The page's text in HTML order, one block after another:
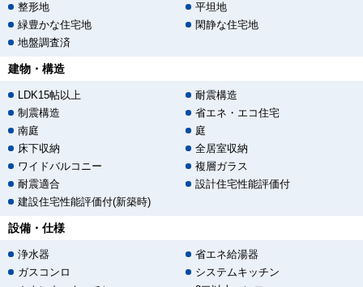
整形地
平坦地
緑豊かな住宅地
閑静な住宅地
地盤調査済
建物・構造
LDK15帖以上
耐震構造
制震構造
省エネ・エコ住宅
南庭
庭
床下収納
全居室収納
ワイドバルコニー
複層ガラス
耐震適合
設計住宅性能評価付
建設住宅性能評価付(新築時)
設備・仕様
浄水器
省エネ給湯器
ガスコンロ
システムキッチン